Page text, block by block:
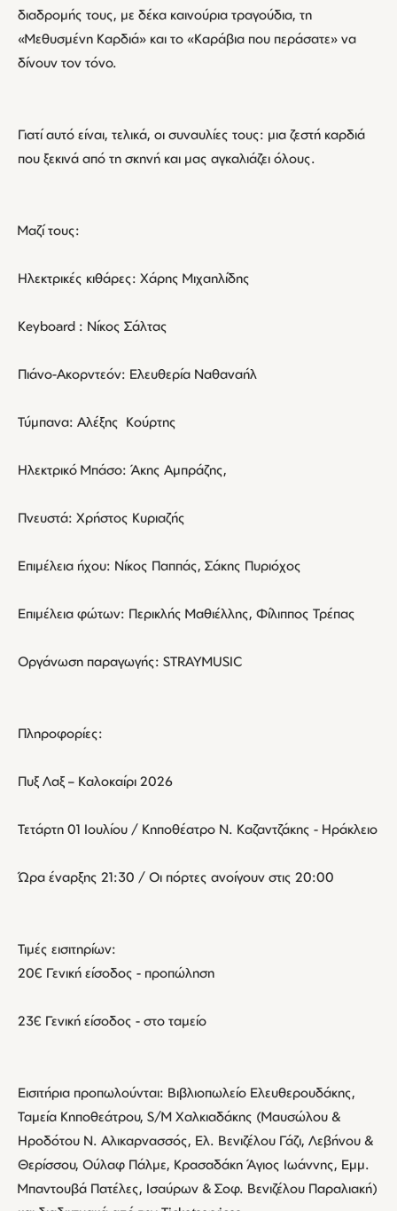
διαδρομής τους, με δέκα καινούρια τραγούδια, τη
«Μεθυσμένη Καρδιά» και το «Καράβια που περάσατε» να
δίνουν τον τόνο.
Γιατί αυτό είναι, τελικά, οι συναυλίες τους: μια ζεστή καρδιά
που ξεκινά από τη σκηνή και μας αγκαλιάζει όλους.
Μαζί τους:
Ηλεκτρικές κιθάρες: Χάρης Μιχαηλίδης
Keyboard : Νίκος Σάλτας
Πιάνο-Ακορντεόν: Ελευθερία Ναθαναήλ
Τύμπανα: Αλέξης Κούρτης
Ηλεκτρικό Μπάσο: Άκης Αμπράζης,
Πνευστά: Χρήστος Κυριαζής
Επιμέλεια ήχου: Νίκος Παππάς, Σάκης Πυριόχος
Επιμέλεια φώτων: Περικλής Μαθιέλλης, Φίλιππος Τρέπας
Οργάνωση παραγωγής: STRAYMUSIC
Πληροφορίες:
Πυξ Λαξ – Καλοκαίρι 2026
Τετάρτη 01 Ιουλίου / Κηποθέατρο Ν. Καζαντζάκης - Ηράκλειο
Ώρα έναρξης 21:30 / Οι πόρτες ανοίγουν στις 20:00
Τιμές εισιτηρίων:
20€ Γενική είσοδος - προπώληση
23€ Γενική είσοδος - στο ταμείο
Εισιτήρια προπωλούνται: Βιβλιοπωλείο Ελευθερουδάκης,
Ταμεία Κηποθεάτρου, S/M Χαλκιαδάκης (Μαυσώλου &
Ηροδότου Ν. Αλικαρνασσός, Ελ. Βενιζέλου Γάζι, Λεβήνου &
Θερίσσου, Ούλαφ Πάλμε, Κρασαδάκη Άγιος Ιωάννης, Εμμ.
Μπαντουβά Πατέλες, Ισαύρων & Σοφ. Βενιζέλου Παραλιακή)